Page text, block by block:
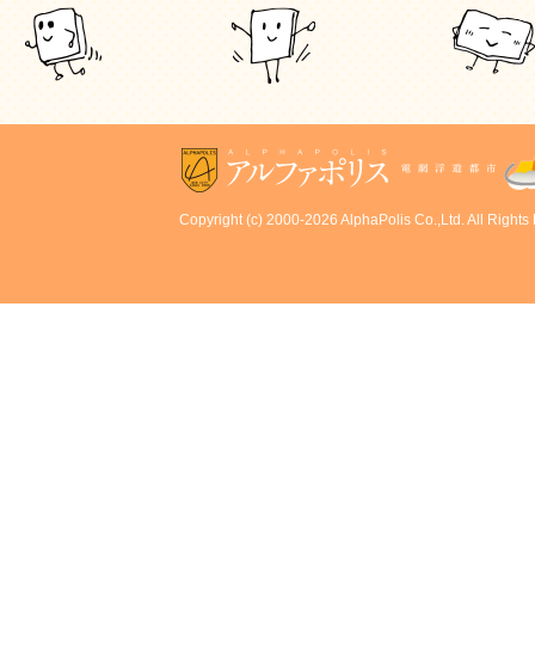
Copyright (c) 2000-2026 AlphaPolis Co.,Ltd. All Rights